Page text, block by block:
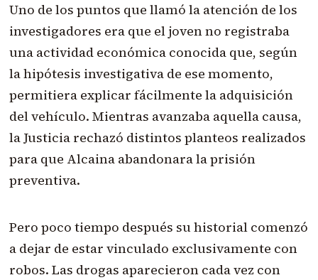
Uno de los puntos que llamó la atención de los
investigadores era que el joven no registraba
una actividad económica conocida que, según
la hipótesis investigativa de ese momento,
permitiera explicar fácilmente la adquisición
del vehículo. Mientras avanzaba aquella causa,
la Justicia rechazó distintos planteos realizados
para que Alcaina abandonara la prisión
preventiva.
Pero poco tiempo después su historial comenzó
a dejar de estar vinculado exclusivamente con
robos. Las drogas aparecieron cada vez con